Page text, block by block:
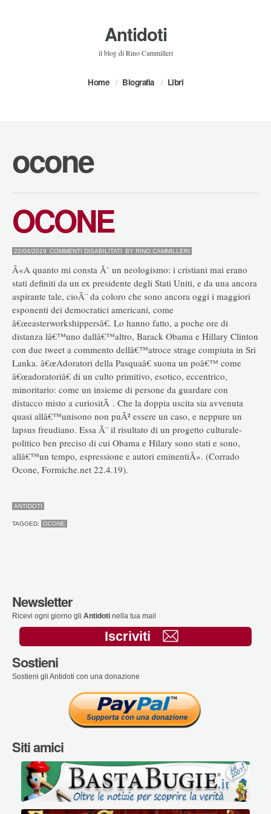
Antidoti
il blog di Rino Cammilleri
Home Biografia Libri
ocone
OCONE
22/04/2019 COMMENTI DISABILITATI SU
BY RINO.CAMMILLERI
Â«A quanto mi consta Ã¨ un neologismo: i cristiani mai erano
stati definiti da un ex presidente degli Stati Uniti, e da una ancora
aspirante tale, cioÃ¨ da coloro che sono ancora oggi i maggiori
esponenti dei democratici americani, come
â€œeasterworkshippersâ€. Lo hanno fatto, a poche ore di
distanza lâ€™uno dallâ€™altro, Barack Obama e Hillary Clinton
con due tweet a commento dellâ€™atroce strage compiuta in Sri
Lanka. â€œAdoratori della Pasquaâ€ suona un poâ€™ come
â€œadoratoriâ€ di un culto primitivo, esotico, eccentrico,
minoritario: come un insieme di persone da guardare con
distacco misto a curiositÃ . Che la doppia uscita sia avvenuta
quasi allâ€™unisono non puÃ² essere un caso, e neppure un
lapsus freudiano. Essa Ã¨ il risultato di un progetto culturale-
politico ben preciso di cui Obama e Hilary sono stati e sono,
allâ€™un tempo, espressione e autori eminentiÂ». (Corrado
Ocone, Formiche.net 22.4.19).
ANTIDOTI
TAGGED: OCONE
Newsletter
Ricevi ogni giorno gli Antidoti nella tua mail
Iscriviti
Sostieni
Sostieni gli Antidoti con una donazione
Siti amici